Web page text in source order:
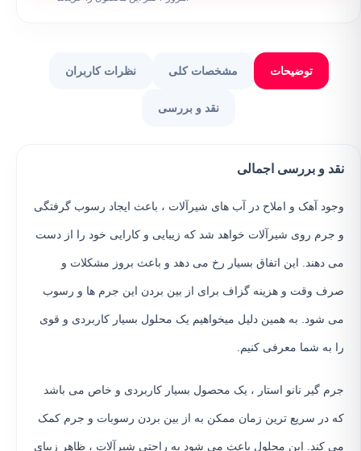
توضیحات مشخصات کلی نظرات کاربران
نقد و بررسی
نقد و بررسی اجمالی
وجود آهک و املاح در آب های شیرآلات ، باعث ایجاد رسوب گرفتگی
و جرم روی شیرآلات خواهد شد که زیبایی و کارایی خود را از دست
می دهند. این اتفاق بسیار رخ می دهد و باعث بروز مشکلات و
صرف وقت و هزینه گزاف برای از بین بردن این جرم ها و رسوب
می شود. به همین دلیل میخواهیم یک محلول بسیار کاربردی و قوی
را به شما معرفی کنیم.
جرم گیر نانو استار ، یک محصول بسیار کاربردی و خاص می باشد
که در سریع ترین زمان ممکن به از بین بردن رسوبات و جرم کمک
می کند. این محلول باعث می شود به راحتی شیرآلات ، ظاهر زیبای